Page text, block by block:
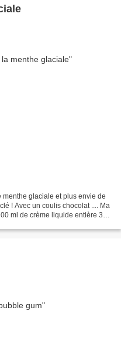
glaciale et plus envie de
! Avec un coulis chocolat .... Ma
ml de crème liquide entière 300